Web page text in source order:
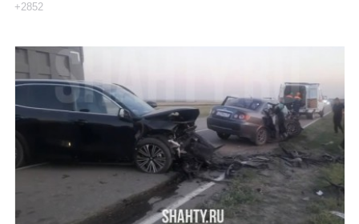
+2852